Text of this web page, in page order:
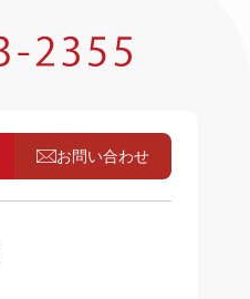
お問い合わせ